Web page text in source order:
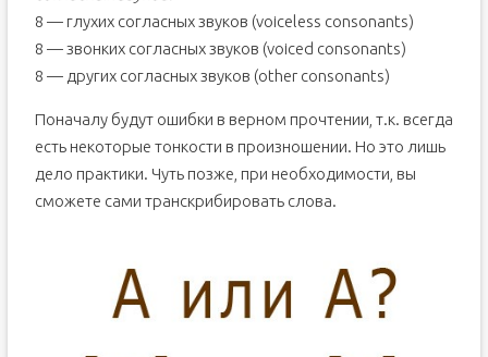
8 — глухих согласных звуков (voiceless consonants)
8 — звонких согласных звуков (voiced consonants)
8 — других согласных звуков (other consonants)
Поначалу будут ошибки в верном прочтении, т.к. всегда
есть некоторые тонкости в произношении. Но это лишь
дело практики. Чуть позже, при необходимости, вы
сможете сами транскрибировать слова.